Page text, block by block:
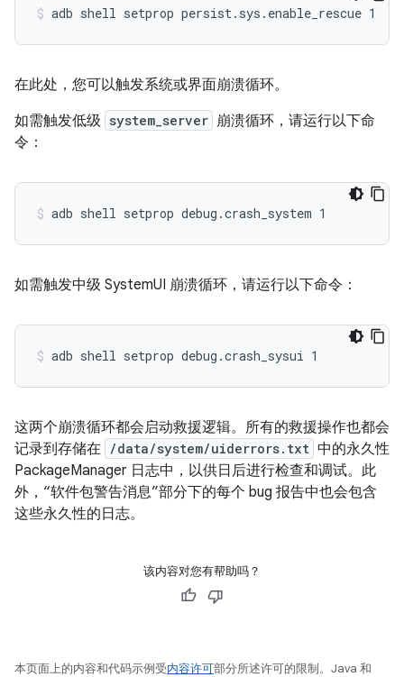
adb shell setprop persist.sys.enable_rescue 1
在此处，您可以触发系统或界面崩溃循环。
如需触发低级 system_server 崩溃循环，请运行以下命
令：
adb shell setprop debug.crash_system 1
如需触发中级 SystemUI 崩溃循环，请运行以下命令：
adb shell setprop debug.crash_sysui 1
这两个崩溃循环都会启动救援逻辑。所有的救援操作也都会
记录到存储在 /data/system/uiderrors.txt 中的永久性
PackageManager 日志中，以供日后进行检查和调试。此
外，“软件包警告消息”部分下的每个 bug 报告中也会包含
这些永久性的日志。
该内容对您有帮助吗？
本页面上的内容和代码示例受内容许可部分所述许可的限制。Java 和